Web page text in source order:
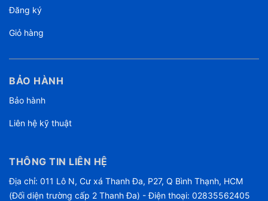
Đăng ký
Giỏ hàng
BẢO HÀNH
Bảo hành
Liên hệ kỹ thuật
THÔNG TIN LIÊN HỆ
Địa chỉ: 011 Lô N, Cư xá Thanh Đa, P27, Q Bình Thạnh, HCM
(Đối diện trường cấp 2 Thanh Đa) - Điện thoại: 02835562405